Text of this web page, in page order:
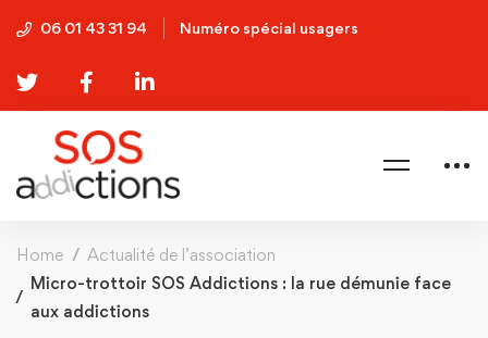
06 01 43 31 94 Numéro spécial usagers
Home
Actualité de l’association
Micro-trottoir SOS Addictions : la rue démunie face
aux addictions